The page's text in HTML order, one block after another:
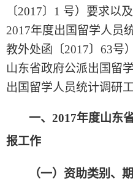
〔2017〕1 号）要求以
2017年度出国留学人员
教外处函〔2017〕63号
山东省政府公派出国留
出国留学人员统计调研
一、2017年度山东
报工作
（一）资助类别、